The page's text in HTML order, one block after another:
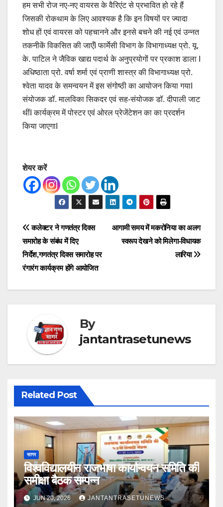
हम सभी रोज नए-नए वायरस के वैरिएंट से प्रभावित हो रहे हैं
जिसकी रोकथाम के लिए आवश्यक है कि इन विषयों पर ज्यादा
शोध हों एवं वायरस को पहचानने और इनसे बचने की नई एवं उन्नत
तकनीकें विकसित की जाएँI फार्मेसी विभाग के विभागाध्यक्ष प्रो. यू.
के. पाटिल ने जैविक खाद्य पदार्थ के अनुप्रयोगों पर प्रकाश डाला I
अधिष्ठाता प्रो. वर्षा शर्मा एवं प्राणी शास्त्र की विभागाध्यक्ष प्रो.
श्वेता यादव के समन्वयन में इस संगोष्ठी का आयोजन किया गयाI
संयोजक डॉ. मालविका सिकदर एवं सह-संयोजक डॉ. दीपाली जाट
थींI कार्यक्रम में पोस्टर एवं ओरल प्रेजेंटेशन का का प्रदर्शन
किया जाएगाI
शेयर करें
Post
navigation
आगामी समय में मकरोनिया का अलग
स्वरूप देखने को मिलेगा-विधायक
लारिया
कलेक्टर ने गणतंत्र दिवस
समारोह के संबंध में दिए
निर्देश,गणतंत्र दिवस समारोह पर
रंगारंग कार्यक्रम होंगे आयोजित
By
jantantrasetunews
Related Post
सागर
विश्वविद्यालयीन राजभाषा कार्यान्वयन समिति की
समीक्षा बैठक सम्पन्न
JUN 20, 2026 JANTANTRASETUNEWS